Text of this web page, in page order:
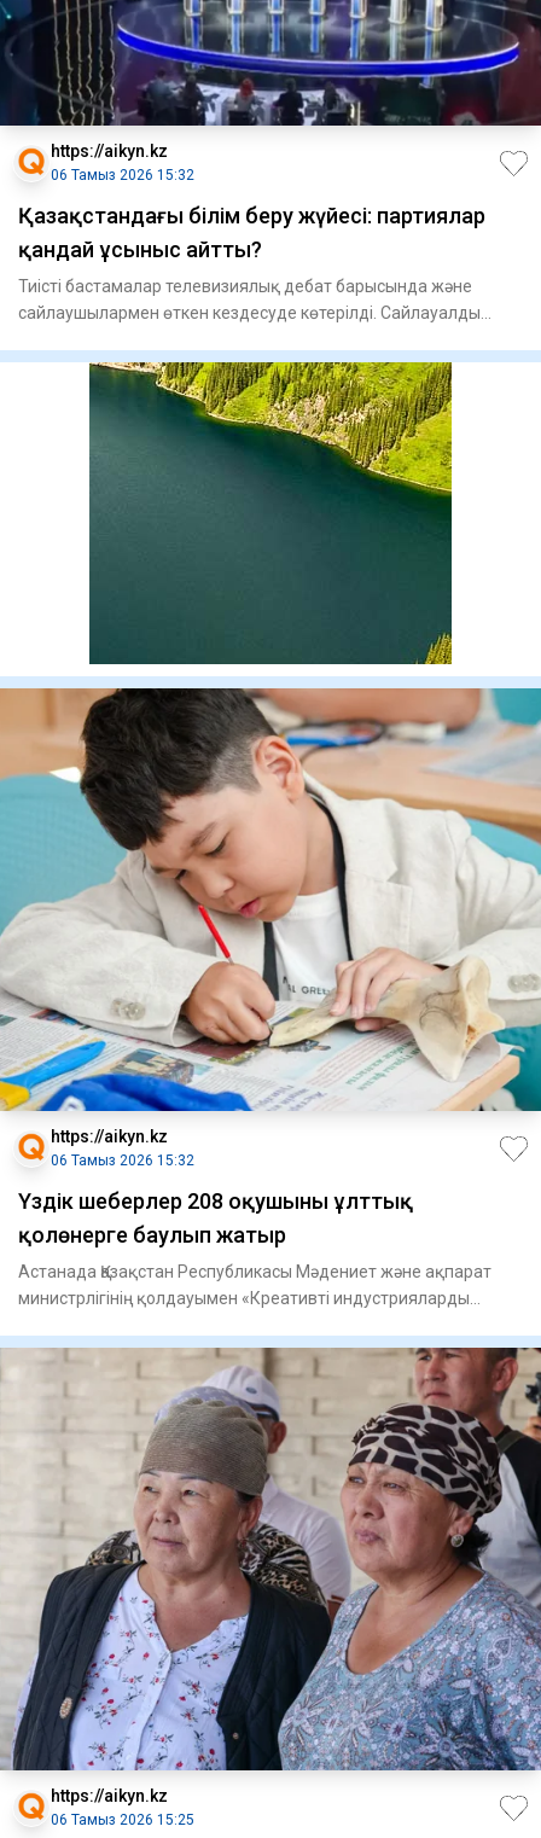
https://aikyn.kz
06 Тамыз 2026 15:32
Қазақстандағы білім беру жүйесі: партиялар
қандай ұсыныс айтты?
Тиісті бастамалар телевизиялық дебат барысында және
сайлаушылармен өткен кездесуде көтерілді. Сайлауалды
https://aikyn.kz
06 Тамыз 2026 15:32
Үздік шеберлер 208 оқушыны ұлттық
қолөнерге баулып жатыр
Астанада Қазақстан Республикасы Мәдениет және ақпарат
министрлігінің қолдауымен «Креативті индустрияларды
https://aikyn.kz
06 Тамыз 2026 15:25